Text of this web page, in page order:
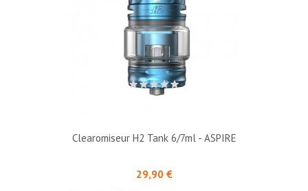
Clearomiseur H2 Tank 6/7ml - ASPIRE
29,90 €Prix